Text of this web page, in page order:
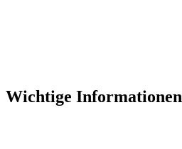
Wichtige Informationen